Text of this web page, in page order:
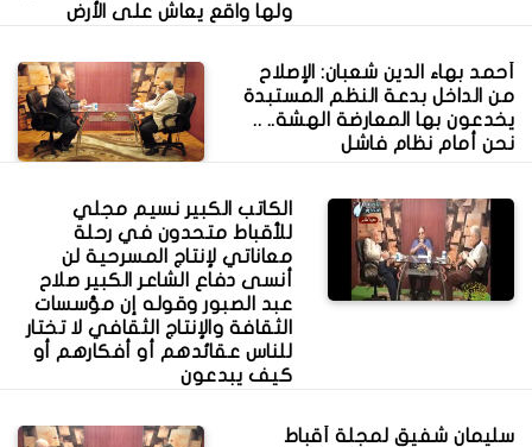
ولها واقع يعاش على الأرض
أحمد بهاء الدين شعبان: الإصلاح
من الداخل بدعة النظم المستبدة
يخدعون بها المعارضة الهشة.. ..
نحن أمام نظام فاشل
الكاتب الكبير نسيم مجلي
للأقباط متحدون في رحلة
معاناتي لإنتاج المسرحية لن
أنسى دفاع الشاعر الكبير صلاح
عبد الصبور وقوله إن مؤسسات
الثقافة والإنتاج الثقافي لا تختار
للناس عقائدهم أو أفكارهم أو
كيف يبدعون
سليمان شفيق لمجلة أقباط